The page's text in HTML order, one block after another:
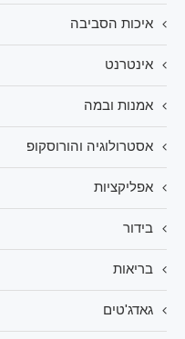
איכות הסביבה
אינטרנט
אמנות ובמה
אסטרולוגיה והורוסקופ
אפליקציות
בידור
בריאות
גאדג'טים